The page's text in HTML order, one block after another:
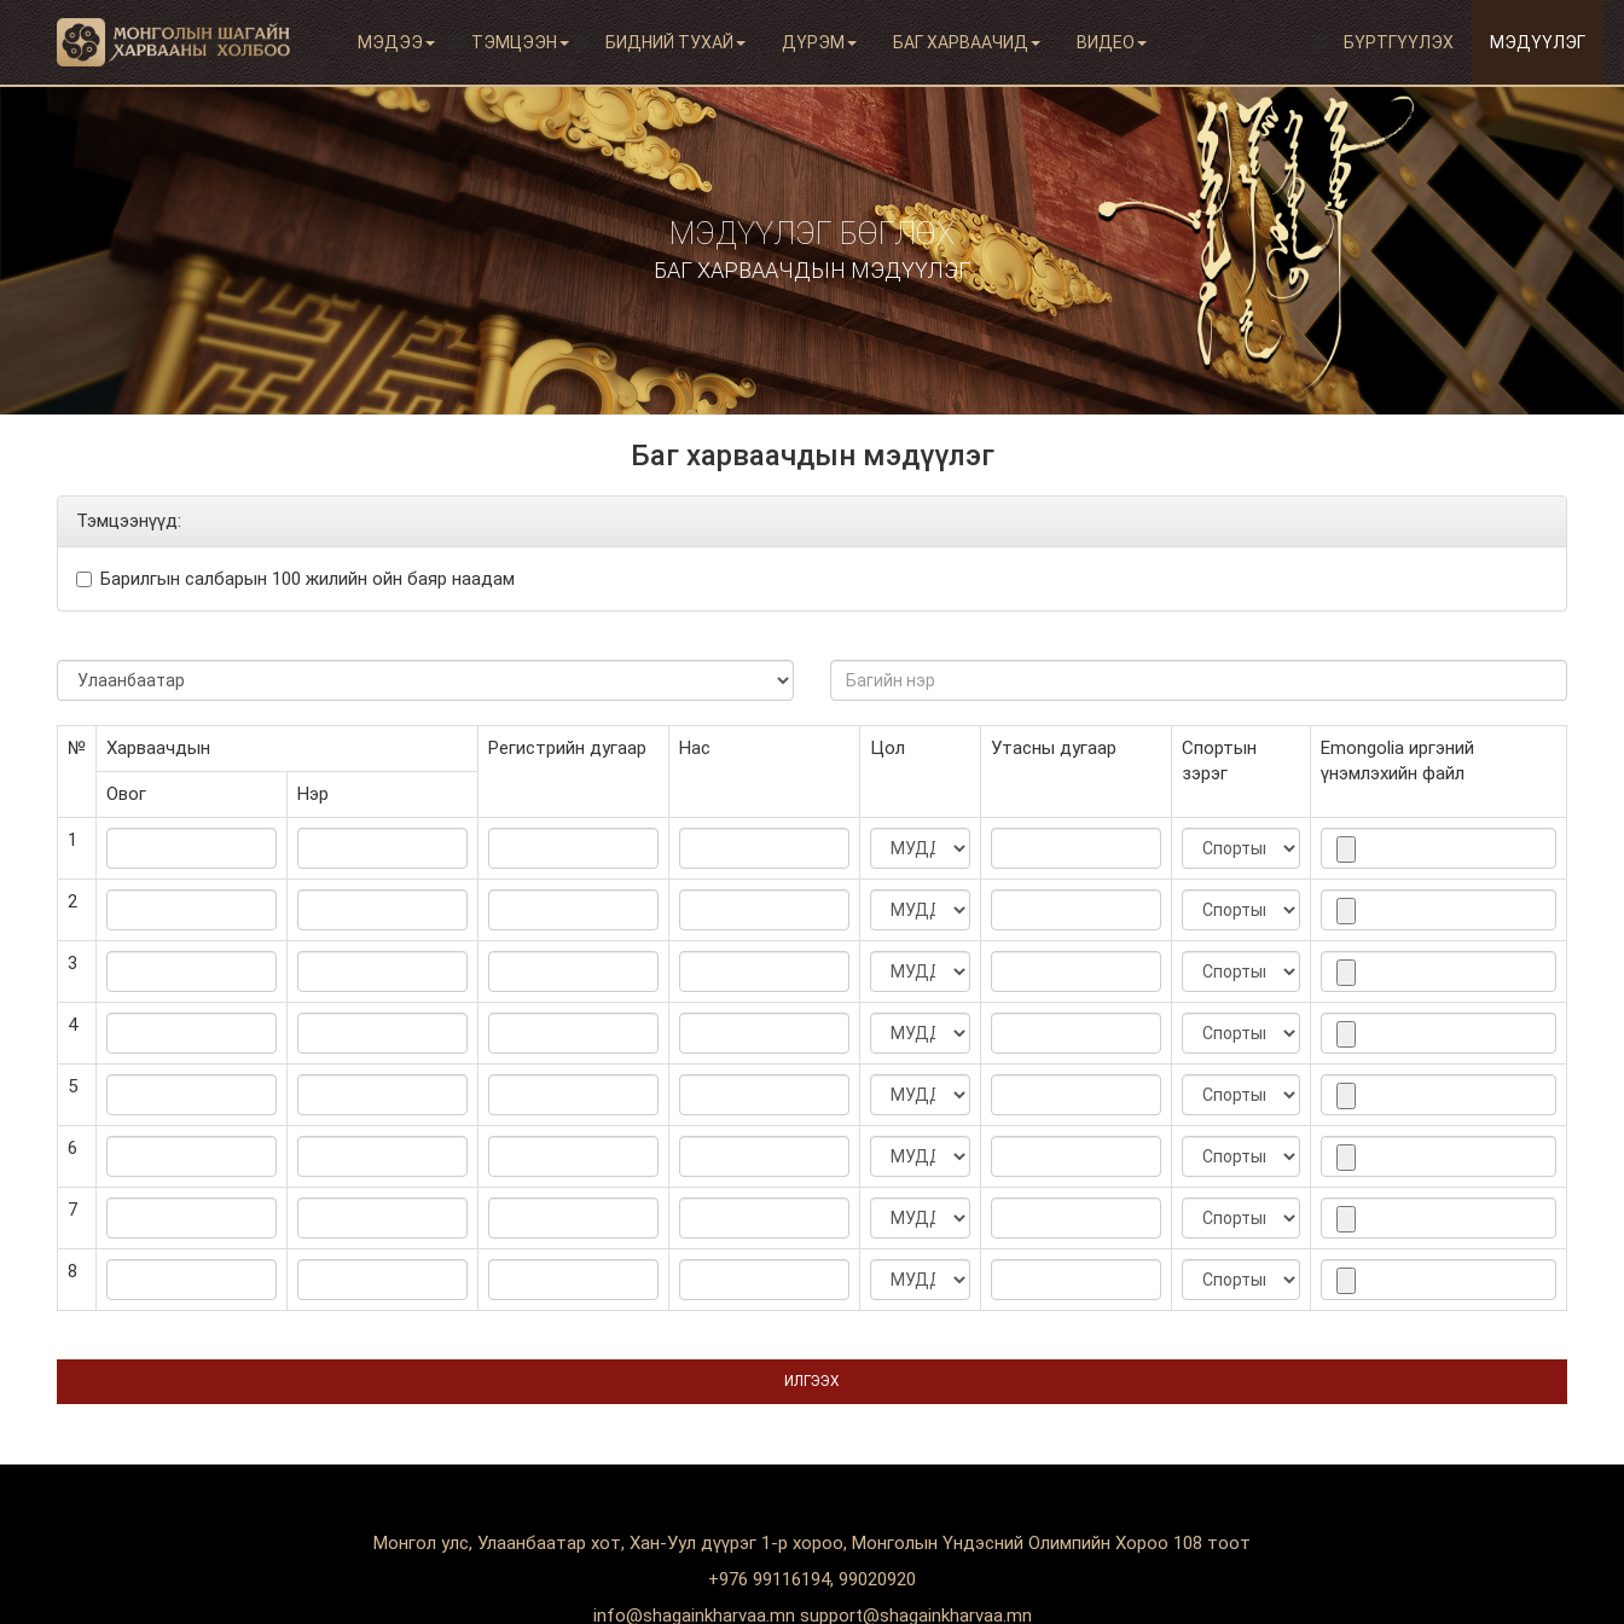
МЭДЭЭ ТЭМЦЭЭН БИДНИЙ ТУХАЙ ДҮРЭМ БАГ ХАРВААЧИД ВИДЕО БҮРТГҮҮЛЭХ МЭДҮҮЛЭГ
МЭДҮҮЛЭГ БӨГЛӨХ
БАГ ХАРВААЧДЫН МЭДҮҮЛЭГ
Баг харваачдын мэдүүлэг
Тэмцээнүүд:
Барилгын салбарын 100 жилийн ойн баяр наадам
№ Харваачдын Регистрийн дугаар Нас Цол Утасны дугаар
Спортын
зэрэг
Emongolia иргэний
үнэмлэхийн файл
Овог
Нэр
1
2
3
4
5
6
7
8
ИЛГЭЭХ
Монгол улс, Улаанбаатар хот, Хан-Уул дүүрэг 1-р хороо, Монголын Үндэсний Олимпийн Хороо 108 тоот
+976 99116194, 99020920
info@shagainkharvaa.mn support@shagainkharvaa.mn